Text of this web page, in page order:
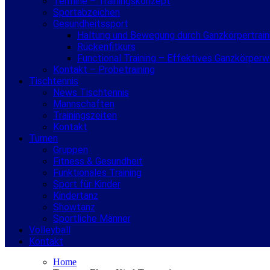
Sportabzeichen
Gesundheitssport
Haltung und Bewegung durch
Rückenfitkurs
Functional Training – Effektives
Kontakt – Probetraining
Tischtennis
News Tischtennis
Mannschaften
Trainingszeiten
Kontakt
Turnen
Gruppen
Fitness & Gesundheit
Funktionales Training
Sport für Kinder
Kindertanz
Showtanz
Sportliche Männer
Volleyball
Kontakt
Home